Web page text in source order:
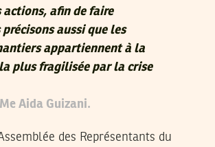
actions, afin de faire
aussi que les
appartiennent à la
plus fragilisée par la crise
Aida Guizani.
des Représentants du